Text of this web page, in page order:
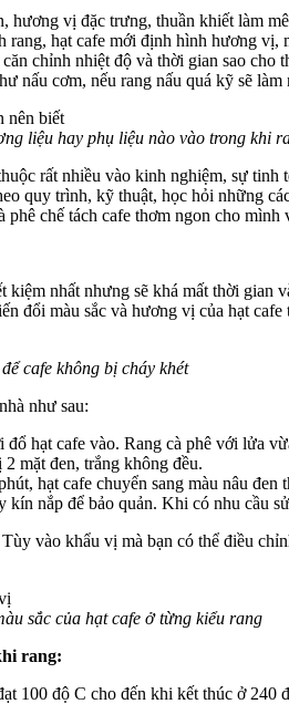
hương vị đặc trưng, thuần khiết làm
hạt cafe mới định hình hương
chỉnh nhiệt độ và thời gian sao
nấu cơm, nếu rang nấu quá kỹ sẽ
liệu hay phụ liệu nào vào trong khi
rất nhiều vào kinh nghiệm, sự
quy trình, kỹ thuật, học hỏi những
chế tách cafe thơm ngon cho
kiệm nhất nhưng sẽ khá mất thời gian
đổi màu sắc và hương vị của hạt
cafe không bị cháy khét
như sau:
hạt cafe vào. Rang cà phê với lửa
mặt đen, trắng không đều.
hạt cafe chuyển sang màu nâu
nắp để bảo quản. Khi có nhu cầu
Tùy vào khẩu vị mà bạn có thể điều
sắc của hạt cafe ở từng kiểu rang
rang:
100 độ C cho đến khi kết thúc ở